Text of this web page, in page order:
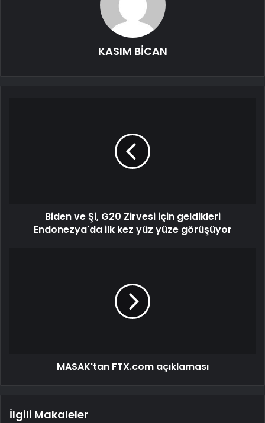
KASIM BİCAN
Biden ve Şi, G20 Zirvesi için geldikleri
Endonezya'da ilk kez yüz yüze görüşüyor
MASAK'tan FTX.com açıklaması
İlgili Makaleler